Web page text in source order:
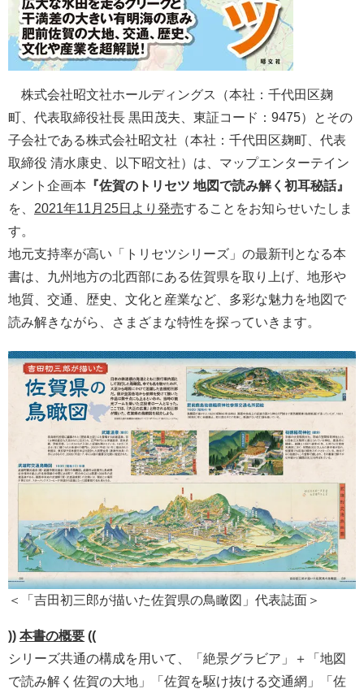
株式会社昭文社ホールディングス（本社：千代田区麹
町、代表取締役社長 黒田茂夫、東証コード：9475）とその
子会社である株式会社昭文社（本社：千代田区麹町、代表
取締役 清水康史、以下昭文社）は、マップエンターテイン
メント企画本 『佐賀のトリセツ 地図で読み解く初耳秘話』
を、 2021年11月25日より発売することをお知らせいたしま
す。
地元支持率が高い「トリセツシリーズ」の最新刊となる本
書は、九州地方の北西部にある佐賀県を取り上げ、地形や
地質、交通、歴史、文化と産業など、多彩な魅力を地図で
読み解きながら、さまざまな特性を探っていきます。
＜「吉田初三郎が描いた佐賀県の鳥瞰図」代表誌面＞
)) 本書の概要 ((
シリーズ共通の構成を用いて、「絶景グラビア」＋「地図
で読み解く佐賀の大地」「佐賀を駆け抜ける交通網」「佐